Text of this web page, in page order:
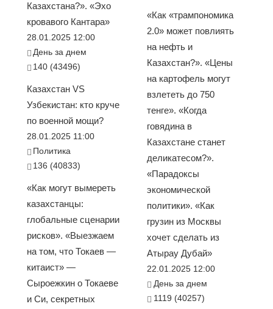
Казахстана?». «Эхо
кровавого Кантара»
28.01.2025 12:00
День за днем
140 (43496)
Казахстан VS
Узбекистан: кто круче
по военной мощи?
28.01.2025 11:00
Политика
136 (40833)
«Как могут вымереть
казахстанцы:
глобальные сценарии
рисков». «Выезжаем
на том, что Токаев —
китаист» —
Сыроежкин о Токаеве
и Си, секретных
«Как «трампономика
2.0» может повлиять
на нефть и
Казахстан?». «Цены
на картофель могут
взлететь до 750
тенге». «Когда
говядина в
Казахстане станет
деликатесом?».
«Парадоксы
экономической
политики». «Как
грузин из Москвы
хочет сделать из
Атырау Дубай»
22.01.2025 12:00
День за днем
1119 (40257)